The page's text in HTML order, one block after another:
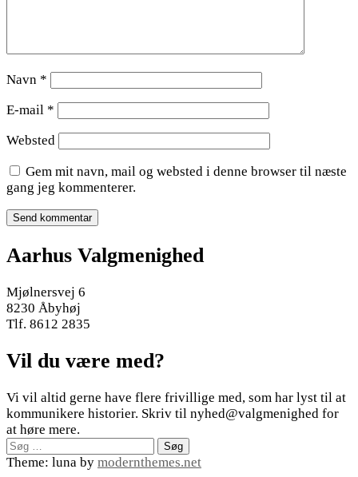
Navn *
E-mail *
Websted
Gem mit navn, mail og websted i denne browser til næste
gang jeg kommenterer.
Aarhus Valgmenighed
Mjølnersvej 6
8230 Åbyhøj
Tlf. 8612 2835
Vil du være med?
Vi vil altid gerne have flere frivillige med, som har lyst til at
kommunikere historier. Skriv til nyhed@valgmenighed for
at høre mere.
Søg
efter:
Theme: luna by modernthemes.net